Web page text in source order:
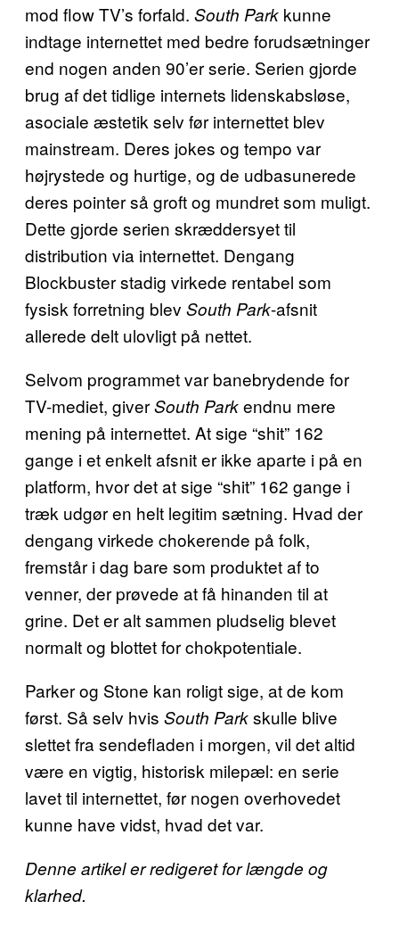
mod flow TV’s forfald. South Park kunne
indtage internettet med bedre forudsætninger
end nogen anden 90’er serie. Serien gjorde
brug af det tidlige internets lidenskabsløse,
asociale æstetik selv før internettet blev
mainstream. Deres jokes og tempo var
højrystede og hurtige, og de udbasunerede
deres pointer så groft og mundret som muligt.
Dette gjorde serien skræddersyet til
distribution via internettet. Dengang
Blockbuster stadig virkede rentabel som
fysisk forretning blev South Park-afsnit
allerede delt ulovligt på nettet.
Selvom programmet var banebrydende for
TV-mediet, giverSouth Parkendnu mere
mening på internettet. At sige “shit” 162
gange i et enkelt afsnit er ikke aparte i på en
platform, hvor det at sige “shit” 162 gange i
træk udgør en helt legitim sætning. Hvad der
dengang virkede chokerende på folk,
fremstår i dag bare som produktet af to
venner, der prøvede at få hinanden til at
grine. Det er alt sammen pludselig blevet
normalt og blottet for chokpotentiale.
Parker og Stone kan roligt sige, at de kom
først. Så selv hvis South Parkskulle blive
slettet fra sendefladen i morgen, vil det altid
være en vigtig, historisk milepæl: en serie
lavet til internettet, før nogen overhovedet
kunne have vidst, hvad det var.
Denne artikel er redigeret for længde og
klarhed.